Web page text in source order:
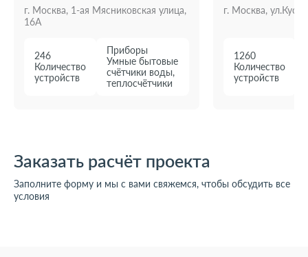
г. Москва, 1-ая Мясниковская улица,
16А
246
Количество
устройств
Приборы
Умные бытовые
счётчики воды,
теплосчётчики
г. Москва,
1260
Количество
устройств
Заказать расчёт проекта
Заполните форму и мы с вами свяжемся, чтобы обсудить все
условия